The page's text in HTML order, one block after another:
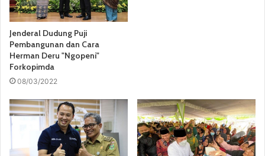
Jenderal Dudung Puji
Pembangunan dan Cara
Herman Deru "Ngopeni"
Forkopimda
08/03/2022